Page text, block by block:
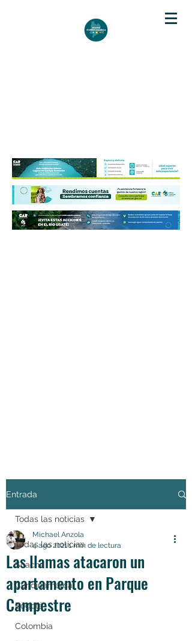
Entrada
Todas las noticias
Soacha
Cundinamarca
Bogotá
Colombia
Todas las noticias
Las llamas atacaron un
apartamento en Parque
Campestre
Michael Anzola
4 ago 20211 min de lectura